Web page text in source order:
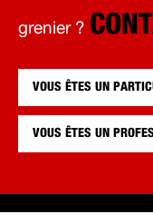
grenier ?
VOUS ÊTES UN
VOUS ÊTES UN